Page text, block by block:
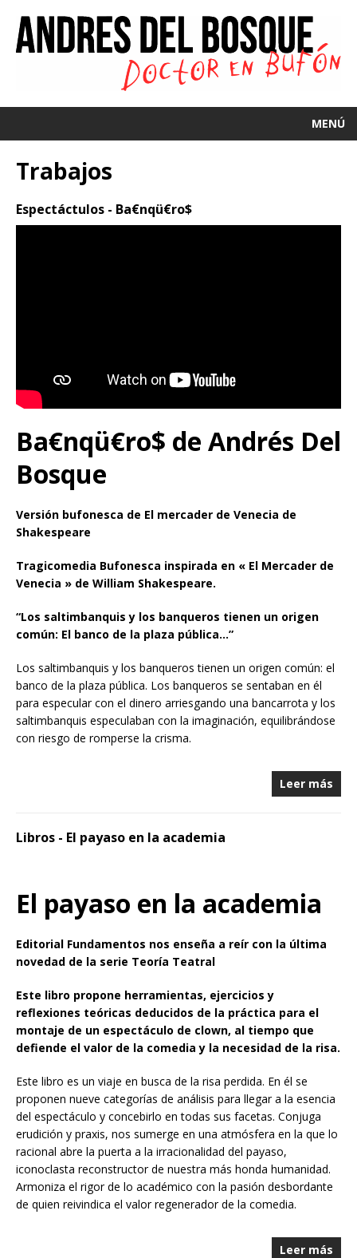
MENÚ
Trabajos
Espectáctulos - Ba€nqü€ro$
Ba€nqü€ro$ de Andrés Del
Bosque
Versión bufonesca de El mercader de Venecia de
Shakespeare
Tragicomedia Bufonesca inspirada en « El Mercader de
Venecia » de William Shakespeare.
“Los saltimbanquis y los banqueros tienen un origen
común: El banco de la plaza pública…”
Los saltimbanquis y los banqueros tienen un origen común: el
banco de la plaza pública. Los banqueros se sentaban en él
para especular con el dinero arriesgando una bancarrota y los
saltimbanquis especulaban con la imaginación, equilibrándose
con riesgo de romperse la crisma.
Leer más
Libros - El payaso en la academia
El payaso en la academia
Editorial Fundamentos nos enseña a reír con la última
novedad de la serie Teoría Teatral
Este libro propone herramientas, ejercicios y
reflexiones teóricas deducidos de la práctica para el
montaje de un espectáculo de clown, al tiempo que
defiende el valor de la comedia y la necesidad de la risa.
Este libro es un viaje en busca de la risa perdida. En él se
proponen nueve categorías de análisis para llegar a la esencia
del espectáculo y concebirlo en todas sus facetas. Conjuga
erudición y praxis, nos sumerge en una atmósfera en la que lo
racional abre la puerta a la irracionalidad del payaso,
iconoclasta reconstructor de nuestra más honda humanidad.
Armoniza el rigor de lo académico con la pasión desbordante
de quien reivindica el valor regenerador de la comedia.
Leer más